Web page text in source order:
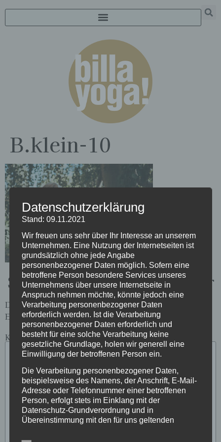
B.klein-10
Schreibe einen Kommentar
Deine E-Mail-Adresse wird nicht veröffentlicht.
Erforderliche Felder sind mit*markiert
Kommentar*
Datenschutzerklärung
Stand: 09.11.2021
Wir freuen uns sehr über Ihr Interesse an unserem
Unternehmen. Eine Nutzung der Internetseiten ist
grundsätzlich ohne jede Angabe
personenbezogener Daten möglich. Sofern eine
betroffene Person besondere Services unseres
Unternehmens über unsere Internetseite in
Anspruch nehmen möchte, könnte jedoch eine
Verarbeitung personenbezogener Daten
erforderlich werden. Ist die Verarbeitung
personenbezogener Daten erforderlich und
besteht für eine solche Verarbeitung keine
gesetzliche Grundlage, holen wir generell eine
Einwilligung der betroffenen Person ein.
Die Verarbeitung personenbezogener Daten,
beispielsweise des Namens, der Anschrift, E-Mail-
Adresse oder Telefonnummer einer betroffenen
Person, erfolgt stets im Einklang mit der
Datenschutz-Grundverordnung und in
Übereinstimmung mit den für uns geltenden
Mittels dieser Datenschutzerklärung möchte unser